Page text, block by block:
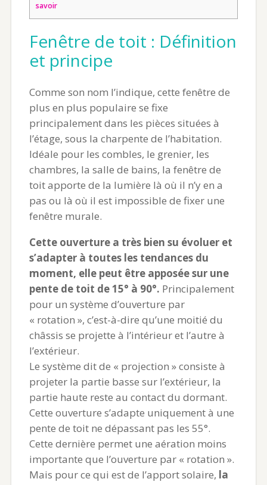
savoir
Fenêtre de toit : Définition
et principe
Comme son nom l’indique, cette fenêtre de
plus en plus populaire se fixe
principalement dans les pièces situées à
l’étage, sous la charpente de l’habitation.
Idéale pour les combles, le grenier, les
chambres, la salle de bains, la fenêtre de
toit apporte de la lumière là où il n’y en a
pas ou là où il est impossible de fixer une
fenêtre murale.
Cette ouverture a très bien su évoluer et
s’adapter à toutes les tendances du
moment, elle peut être apposée sur une
pente de toit de 15° à 90°. Principalement
pour un système d’ouverture par
« rotation », c’est-à-dire qu’une moitié du
châssis se projette à l’intérieur et l’autre à
l’extérieur.
Le système dit de « projection » consiste à
projeter la partie basse sur l’extérieur, la
partie haute reste au contact du dormant.
Cette ouverture s’adapte uniquement à une
pente de toit ne dépassant pas les 55°.
Cette dernière permet une aération moins
importante que l’ouverture par « rotation ».
Mais pour ce qui est de l’apport solaire, la